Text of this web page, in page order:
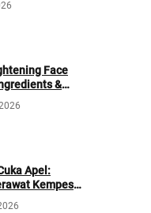
Face
&
Apel:
Kempes